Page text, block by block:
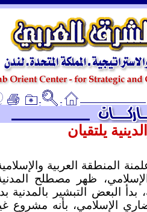
ـ
يلتقيان
المنطقة العربية
ظهر مصطلح
بدأ البعض التبشير بالمدنية
الإسلامي، بأنه مشروع